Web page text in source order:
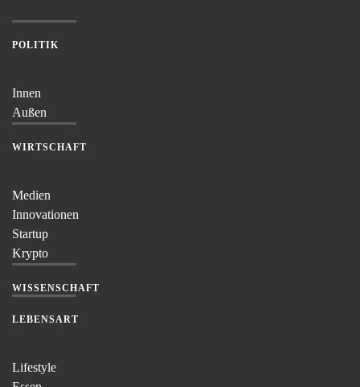
POLITIK
Innen
Außen
WIRTSCHAFT
Medien
Innovationen
Startup
Krypto
WISSENSCHAFT
LEBENSART
Lifestyle